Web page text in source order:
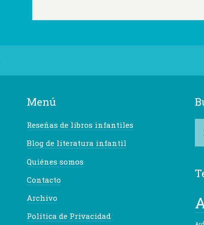
Menú
Reseñas de libros infantiles
Blog de literatura infantil
Quiénes somos
Contacto
Archivo
Política de Privacidad